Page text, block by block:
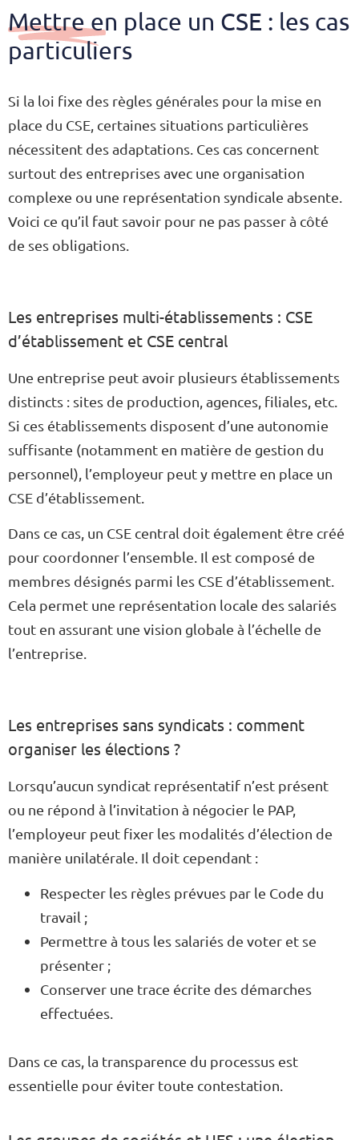
Mettre en place un CSE : les cas
particuliers
Si la loi fixe des règles générales pour la mise en
place du CSE, certaines situations particulières
nécessitent des adaptations. Ces cas concernent
surtout des entreprises avec une organisation
complexe ou une représentation syndicale absente.
Voici ce qu’il faut savoir pour ne pas passer à côté
de ses obligations.
Les entreprises multi-établissements : CSE
d’établissement et CSE central
Une entreprise peut avoir plusieurs établissements
distincts : sites de production, agences, filiales, etc.
Si ces établissements disposent d’une autonomie
suffisante (notamment en matière de gestion du
personnel), l’employeur peut y mettre en place un
CSE d’établissement.
Dans ce cas, un CSE central doit également être créé
pour coordonner l’ensemble. Il est composé de
membres désignés parmi les CSE d’établissement.
Cela permet une représentation locale des salariés
tout en assurant une vision globale à l’échelle de
l’entreprise.
Les entreprises sans syndicats : comment
organiser les élections ?
Lorsqu’aucun syndicat représentatif n’est présent
ou ne répond à l’invitation à négocier le PAP,
l’employeur peut fixer les modalités d’élection de
manière unilatérale. Il doit cependant :
Respecter les règles prévues par le Code du
travail ;
Permettre à tous les salariés de voter et se
présenter ;
Conserver une trace écrite des démarches
effectuées.
Dans ce cas, la transparence du processus est
essentielle pour éviter toute contestation.